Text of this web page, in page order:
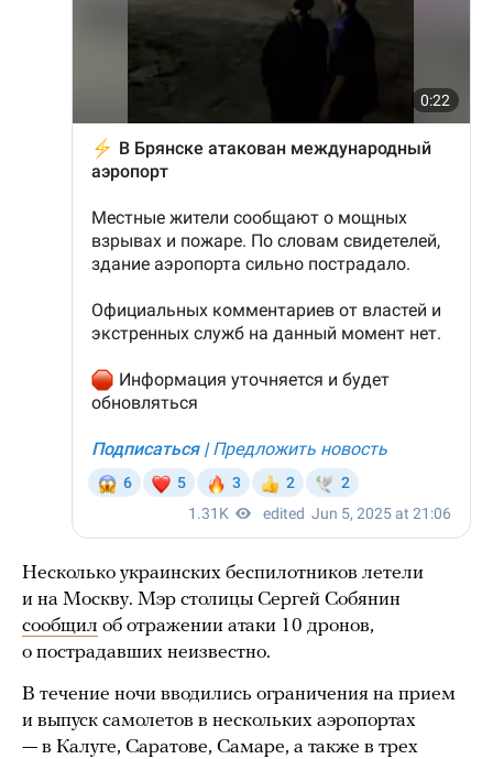
Несколько украинских беспилотников летели
и на Москву. Мэр столицы Сергей Собянин
сообщил об отражении атаки 10 дронов,
о пострадавших неизвестно.
В течение ночи вводились ограничения на прием
и выпуск самолетов в нескольких аэропортах
— в Калуге, Саратове, Самаре, а также в трех